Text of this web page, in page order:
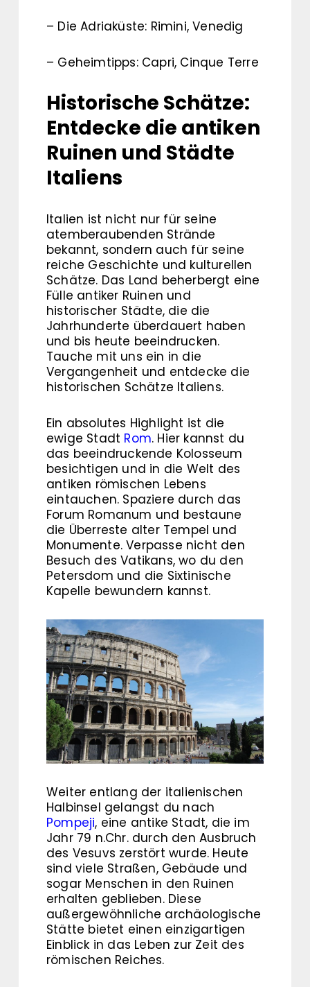
– Die Adriaküste: Rimini, Venedig
– Geheimtipps: Capri, Cinque Terre
Historische Schätze:
Entdecke die antiken
Ruinen und Städte
Italiens
Italien ist nicht nur für seine
atemberaubenden Strände
bekannt, sondern auch für seine
reiche Geschichte und kulturellen
Schätze. Das Land beherbergt eine
Fülle antiker Ruinen und
historischer Städte, die die
Jahrhunderte überdauert haben
und bis heute beeindrucken.
Tauche mit uns ein in die
Vergangenheit und entdecke die
historischen Schätze Italiens.
Ein absolutes Highlight ist die
ewige Stadt Rom. Hier kannst du
das beeindruckende Kolosseum
besichtigen und in die Welt des
antiken römischen Lebens
eintauchen. Spaziere durch das
Forum Romanum und bestaune
die Überreste alter Tempel und
Monumente. Verpasse nicht den
Besuch des Vatikans, wo du den
Petersdom und die Sixtinische
Kapelle bewundern kannst.
Weiter entlang der italienischen
Halbinsel gelangst du nach
Pompeji, eine antike Stadt, die im
Jahr 79 n.Chr. durch den Ausbruch
des Vesuvs zerstört wurde. Heute
sind viele Straßen, Gebäude und
sogar Menschen in den Ruinen
erhalten geblieben. Diese
außergewöhnliche archäologische
Stätte bietet einen einzigartigen
Einblick in das Leben zur Zeit des
römischen Reiches.